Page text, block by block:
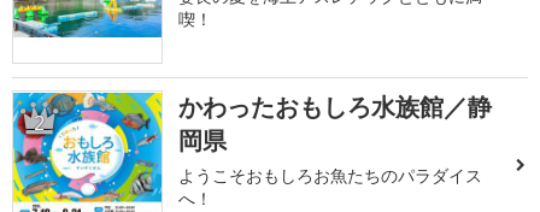
喫！
2
かわったおもしろ水族館／静
岡県
ようこそおもしろお魚たちのパラダイス
へ！